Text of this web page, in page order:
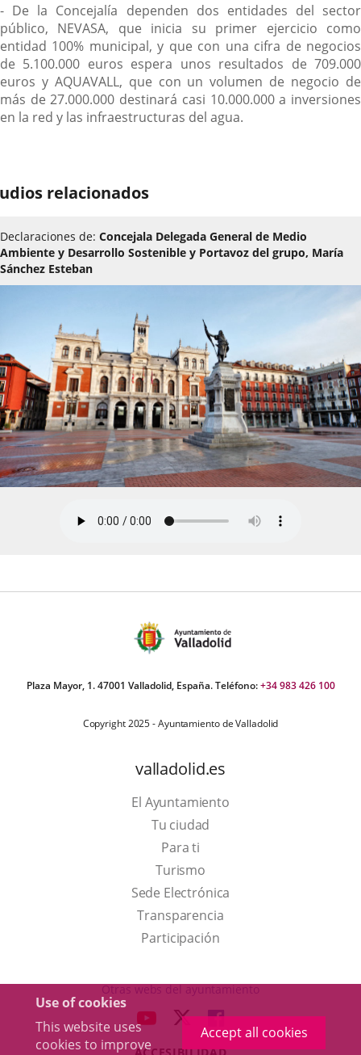
Use of cookies
This website uses
cookies to improve
Accept all cookies
- De la Concejalía dependen dos entidades del sector
público, NEVASA, que inicia su primer ejercicio como
entidad 100% municipal, y que con una cifra de negocios
de 5.100.000 euros espera unos resultados de 709.000
euros y AQUAVALL, que con un volumen de negocio de
más de 27.000.000 destinará casi 10.000.000 a inversiones
en la red y las infraestructuras del agua.
relacionados
Declaraciones de: Concejala Delegada General de Medio
Ambiente y Desarrollo Sostenible y Portavoz del grupo, María
Sánchez Esteban
Plaza Mayor, 1. 47001 Valladolid, España. Teléfono:+34 983 426 100
Copyright 2025 - Ayuntamiento de Valladolid
valladolid.es
El Ayuntamiento
Tu ciudad
Para ti
TurismoThis
link
will
open
a
up
window.
Sede Electrónica
Transparencia
Participación
Otras webs del ayuntamiento
LINK LINK
TO
LINK
TO
ACCESIBILIDAD